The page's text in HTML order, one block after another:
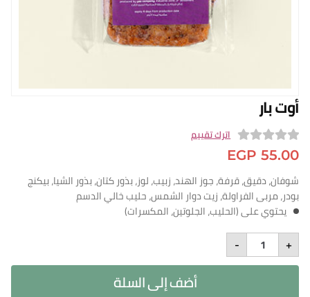
أوت بار
0
u
t
5
اترك تقييم
EGP 55.00
- Oat
Bar
quantity
+
أضف إلى السلة
شوفان، دقيق، قرفة، جوز الهند، زبيب، لوز، بذور كتان، بذور الشيا، بيكنج
بودر، مربى الفراولة، زيت دوار الشمس، حليب خالي الدسم
يحتوي على (الحليب، الجلوتين، المكسرات)